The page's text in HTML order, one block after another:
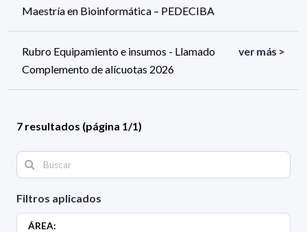
Filtros aplicados
ÁREA:
Maestría en Bioinformática – PEDECIBA
Rubro Equipamiento e insumos - Llamado
Complemento de alícuotas 2026
ver más >
7 resultados (página 1/1)